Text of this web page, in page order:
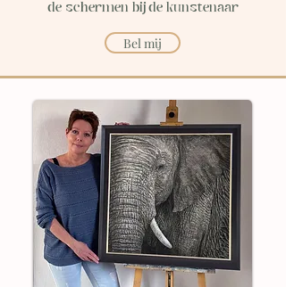
de schermen bij de kunstenaar
Bel mij